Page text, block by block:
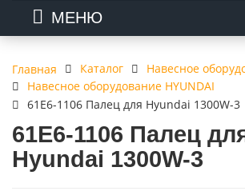
МЕНЮ
Главная Каталог
Навесное
Навесное оборудование HYUNDAI
61E6-1106 Палец для Hyundai 1300W-3
61E6-1106 Палец
Hyundai 1300W-3